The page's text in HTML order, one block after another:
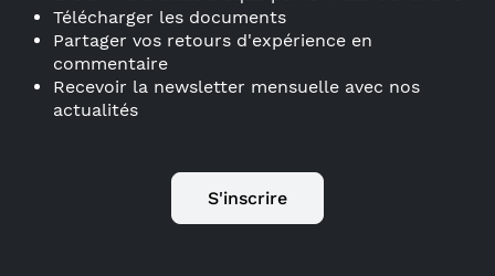
Télécharger les documents
Partager vos retours d'expérience en
commentaire
Recevoir la newsletter mensuelle avec nos
actualités
S'inscrire